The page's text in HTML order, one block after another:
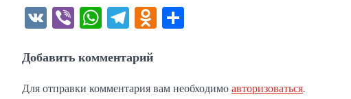
VK ViberWhatsApp
Telegram
Odnoklassniki
Добавить комментарий
Для отправки комментария вам необходимоавторизоваться.